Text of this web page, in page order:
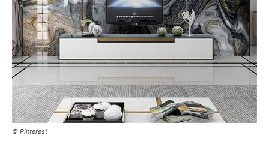
© Pinterest